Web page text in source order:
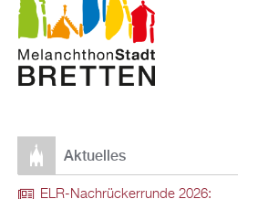
Aktuelles
ELR-Nachrückerrunde 2026: